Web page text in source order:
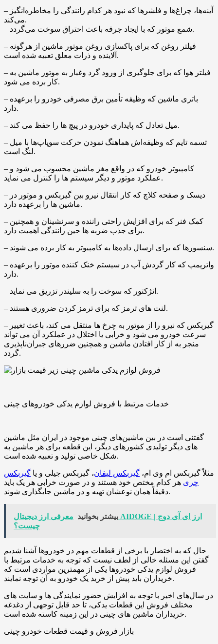
– آینه‌ها، چراغ‌ها و فلشرها که نبود هر کدام رانندگی را مخاطره‌انگیز
می‌کند.
– شمع موتور که با ایجاد جرقه باعث احتراق سوخت می‌گردد.
– فیلتر روغن که برای پاکسازی روغن موتور ماشین از هرگونه
آلاینده و ذرات معلق تعبیه شده است.
– فیلتر هوا که برای جلوگیری از ورود گرد وغبار به موتور ماشین به
کار برده می ‌شود.
– باتری ماشین که وظیفه‌ تأمین برق مصرفی خودرو را برعهده
دارد.
– میل تعادل که پایداری خودرو در پیچ ‌ها را حفظ می ‌کند.
– تسمه تایم که وظیفه‌اش هماهنگ نمودن حرکت سوپاپ‌ها با میل‌
لنگ است.
– کامپیوتر خودرو که در واقع مغز ماشین‌ محسوب می ‌شود و
عملکرد موتور و دیگر سیستم ‌ها را کنترل می ‌نماید.
– دیسک و صفحه کلاچ که کار انتقال نیرو بین گیربکس و موتور در
ماشین‌ ها را برعهده دارد.
– کمک فنر که برای افزایش راحتی راننده و سرنشینان و همچنین
برای جذب ضربه ‌ها حین رانندگی اهمیت دارد.
– سنسورها که برای ارسال داده‌ها به کامپیوتر به کار برده می‌ شوند.
– واترپمپ که کار گردش آب در سیستم خنک ‌کننده موتور را برعهده
دارد.
– انژکتور که سوخت را به سلیندر تزریق می ‌نماید.
– لنت ‌های ترمز که برای ترمز کردن ضروری هستند.
– گیربکس که نیرو را از موتور به چرخ‌ ها منتقل می ‌کند، باعث تغییر
سرعت خودرو می ‌شود و خرابی یا اختلال در عملکرد آن می ‌تواند
منجر به از کار افتادن ماشین و همچنین ضررهای جبران‌ناپذیری
گردد.
خدمات مرتبط با فروش لوازم یدکی خودروهای چینی
گفتنی است در بین ماشین‌های چینی موجود در ایران مثل ماشین
‌های دیگر تولیدی کشورهای دیگر، این قطعه برای هر ماشین به
شکل خاصی تولید و تعبیه شده است.
مثلاً گیربکس ام‌ وی ‌ام، گیربکس لیفان، گیربکس جیلی و یا گیربکس
چری هر کدام مختص خود هستند و در صورت خرابی هر یک باید
دقیقاً همان نوعشان تهیه و در ماشین جایگذاری شوند.
بیشتر بخوانید معرفی ارز دیجیتال AIDOGE | ارز ای آی دوج
چیست؟
حال که به اختصار با برخی از قطعات مهم در خودروها آشنا شدیم
گفتن این مسئله خالی از لطف نیست که توجه به خدمات مرتبط با
فروش لوازم یدکی خودروها یکی از مهمترین مواردی است که
خریداران باید پیش از خرید یک خودرو به آن توجه نمایند.
در سال‌های اخیر با توجه به افزایش حضور نمایندگی‌ ها و سایت ‌های
مختلف فروش این قطعات یدکی، تا حد قابل توجهی از دغدغه‌
خریداران ماشین‌ های چینی در این زمینه کاسته شده است.
بازار فروش و قیمت قطعات خودرو چینی